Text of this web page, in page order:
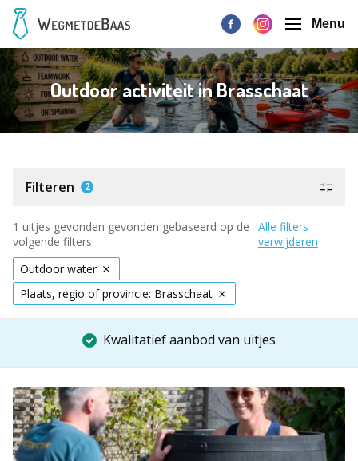
Menu
Outdoor activiteit in Brasschaat
Filteren 2
1 uitjes gevonden gevonden gebaseerd op de
volgende filters
Alle filters
verwijderen
Outdoor water
Plaats, regio of provincie: Brasschaat
Kwalitatief aanbod van uitjes